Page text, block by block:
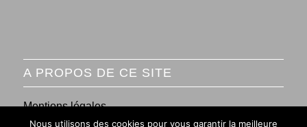
A PROPOS DE CE SITE
Mentions légales
Nous utilisons des cookies pour vous garantir la meilleure